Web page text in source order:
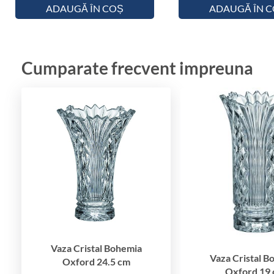
ADAUGĂ ÎN COȘ ADAUGĂ ÎN
Cumparate frecvent impreuna
Vaza Cristal Bohemia
Oxford 24.5 cm
Vaza Cristal
Oxford 19